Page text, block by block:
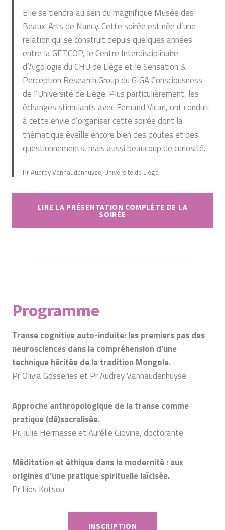
Elle se tiendra au sein du magnifique Musée des
Beaux-Arts de Nancy. Cette soirée est née d’une
relation qui se construit depuis quelques années
entre la GETCOP, le Centre Interdisciplinaire
d’Algologie du CHU de Liège et le Sensation &
Perception Research Group du GIGA Consciousness
de l’Université de Liège. Plus particulièrement, les
échanges stimulants avec Fernand Vicari, ont conduit
à cette envie d’organiser cette soirée dont la
thématique éveille encore bien des doutes et des
questionnements, mais aussi beaucoup de curiosité.
Pr Audrey Vanhaudenhuyse, Université de Liège
LIRE LA PRÉSENTATION COMPLÈTE DE LA
SOIRÉE
Programme
Transe cognitive auto-induite: les premiers pas des
neurosciences dans la compréhension d’une
technique héritée de la tradition Mongole.
Pr Olivia Gosseries et Pr Audrey Vanhaudenhuyse
Approche anthropologique de la transe comme
pratique (dé)sacralisée.
Pr. Julie Hermesse et Aurélie Giovine, doctorante
Méditation et éthique dans la modernité : aux
origines d’une pratique spirituelle laïcisée.
Pr Ilios Kotsou
INSCRIPTION